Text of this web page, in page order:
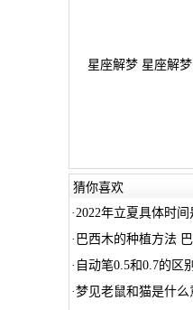
星座解梦 星座解
猜你喜欢
·2022年立夏具体时
· 巴西木的种植方法
· 自动笔0.5和0.7的区
·梦见老鼠和猫是什么